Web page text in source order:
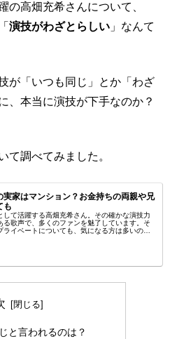
の高畑充希さんについて、
演技がわざとらしい 」なんて
が「いつも同じ」とか「わざ
、本当に演技が下手なのか？
て調べてみました。
実家はマンション？お金持ちの両親や兄
も
して活躍する高畑充希さん。その確かな演技力
る歌声で、多くのファンを魅了しています。そ
ライベートについても、気になる方は多いので
と言われるのは？